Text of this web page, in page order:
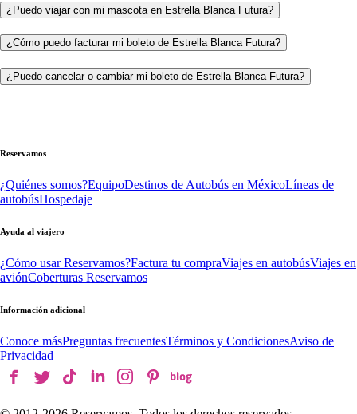
¿Puedo viajar con mi mascota en Estrella Blanca Futura?
¿Cómo puedo facturar mi boleto de Estrella Blanca Futura?
¿Puedo cancelar o cambiar mi boleto de Estrella Blanca Futura?
Reservamos
¿Quiénes somos?EquipoDestinos de Autobús en MéxicoLíneas de
autobúsHospedaje
Ayuda al viajero
¿Cómo usar Reservamos?Factura tu compraViajes en autobúsViajes en
aviónCoberturas Reservamos
Información adicional
Conoce másPreguntas frecuentesTérminos y CondicionesAviso de
Privacidad